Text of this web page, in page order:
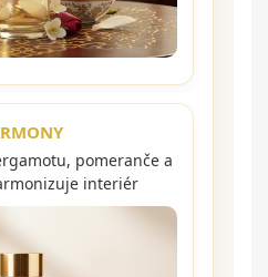
pomeranče a
interiér